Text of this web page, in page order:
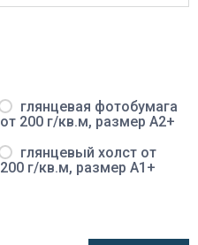
глянцевая фотобумага
от 200 г/кв.м, размер A2+
глянцевый холст от
200 г/кв.м, размер A1+